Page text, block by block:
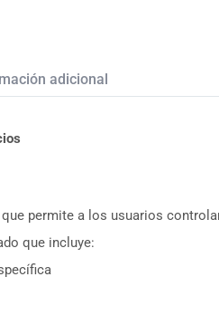
adicional
permite a los usuarios
que incluye: